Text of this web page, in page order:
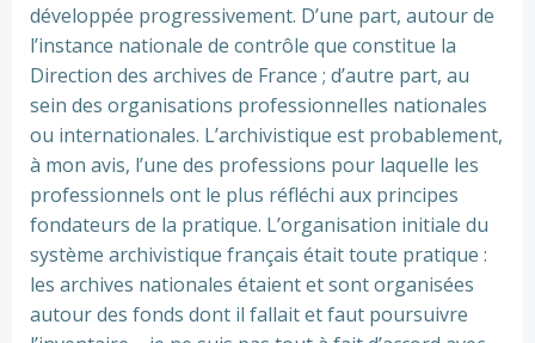
développée progressivement. D’une part, autour de
l’instance nationale de contrôle que constitue la
Direction des archives de France ; d’autre part, au
sein des organisations professionnelles nationales
ou internationales. L’archivistique est probablement,
à mon avis, l’une des professions pour laquelle les
professionnels ont le plus réfléchi aux principes
fondateurs de la pratique. L’organisation initiale du
système archivistique français était toute pratique :
les archives nationales étaient et sont organisées
autour des fonds dont il fallait et faut poursuivre